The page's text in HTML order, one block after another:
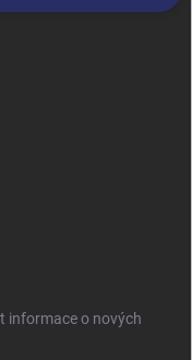
informace o nových